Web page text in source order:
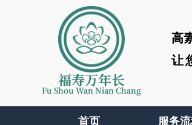
福寿万年长
Fu Shou Wan Nian Chang
高
让
首页 服务